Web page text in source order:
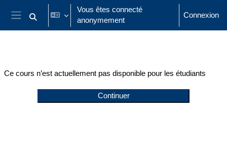
Passer au contenu principal
Panneau latéral
Activer/désactiver la saisie de recherche
Vous êtes connecté
anonymement
Connexion
Ce cours n’est actuellement pas disponible pour les étudiants
Continuer